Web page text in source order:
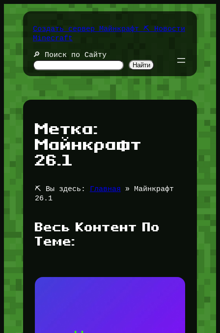
содержимомуСоздать сервер Майнкрафт ⛏️ Новости
Minecraft
🔎 Поиск по Сайту
Найти
Метка:
Майнкрафт
26.1
⛏️ Вы здесь: Главная » Майнкрафт
26.1
Весь Контент По
Теме: